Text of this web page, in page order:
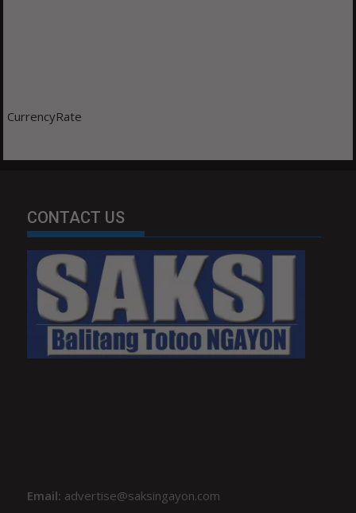
CurrencyRate
CONTACT US
Email: advertise@saksingayon.com